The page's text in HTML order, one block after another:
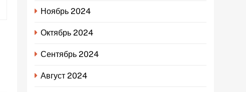
Ноябрь 2024
Октябрь 2024
Сентябрь 2024
Август 2024